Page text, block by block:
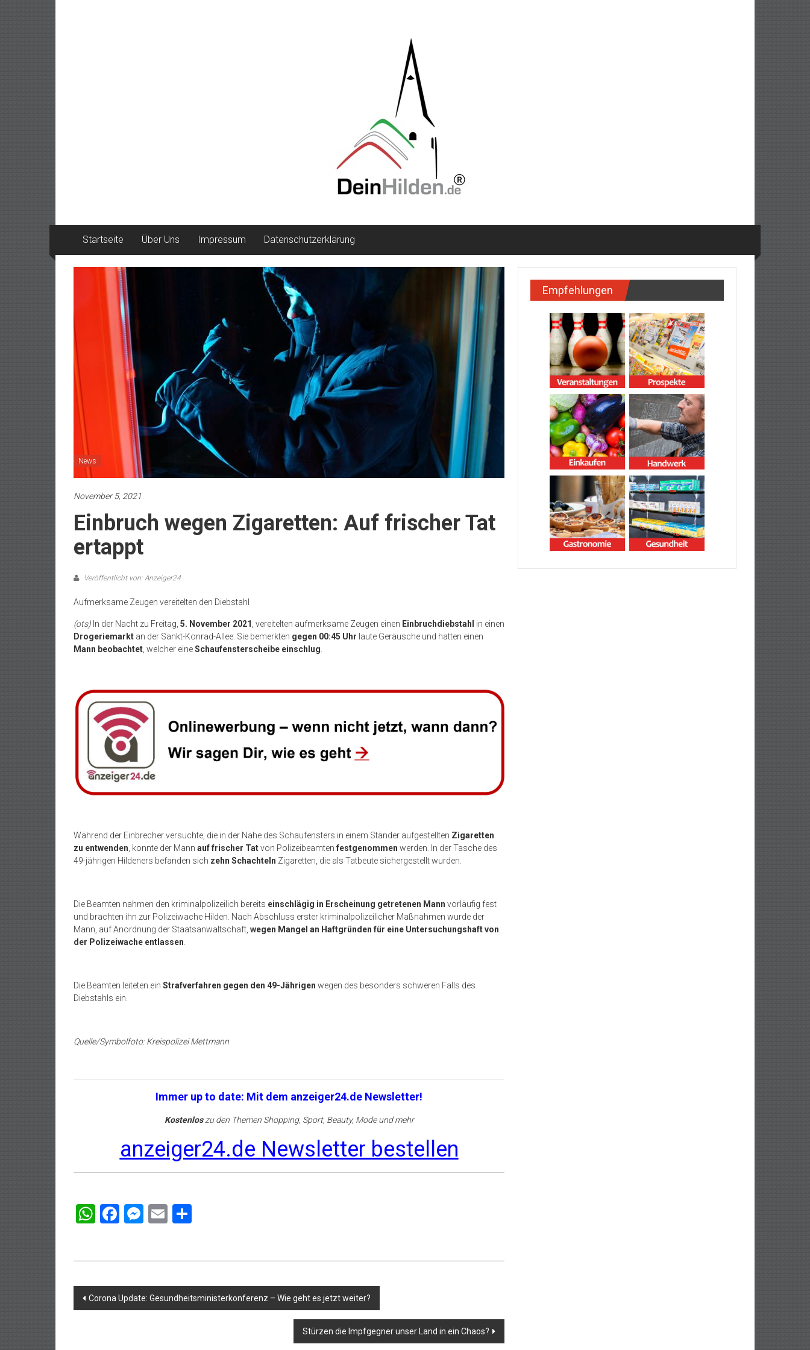
Startseite Über Uns Impressum Datenschutzerklärung
News
November 5, 2021
Einbruch wegen Zigaretten: Auf frischer Tat
ertappt
Veröffentlicht von: Anzeiger24
Aufmerksame Zeugen vereitelten den Diebstahl
(ots) In der Nacht zu Freitag, 5. November 2021 , vereitelten aufmerksame Zeugen einen Einbruchdiebstahl in einen
Drogeriemarkt an der Sankt-Konrad-Allee. Sie bemerkten gegen 00:45 Uhr laute Geräusche und hatten einen
Mann beobachtet , welcher eineSchaufensterscheibe einschlug
Während der Einbrecher versuchte, die in der Nähe des Schaufensters in einem Ständer aufgestellten Zigaretten
zu entwenden , konnte der Mann auf frischer Tatvon Polizeibeamten festgenommen werden. In der Tasche des
49-jährigen Hildeners befanden sich zehn Schachteln Zigaretten, die als Tatbeute sichergestellt wurden.
Die Beamten nahmen den kriminalpolizeilich bereits einschlägig in Erscheinung getretenen Mann vorläufig fest
und brachten ihn zur Polizeiwache Hilden. Nach Abschluss erster kriminalpolizeilicher Maßnahmen wurde der
Mann, auf Anordnung der Staatsanwaltschaft, wegen Mangel an Haftgründen für eine Untersuchungshaft von
der Polizeiwache entlassen
Die Beamten leiteten ein Strafverfahren gegen den 49-Jährigen wegen des besonders schweren Falls des
Diebstahls ein.
Quelle/Symbolfoto: Kreispolizei Mettmann
Immer up to date: Mit dem anzeiger24.de Newsletter!
Kostenloszu den Themen Shopping, Sport, Beauty, Mode und mehr
anzeiger24.de Newsletter bestellen
WhatsApp
Facebook
Messenger
Email
Beitragsnavigation
Corona Update: Gesundheitsministerkonferenz – Wie geht es jetzt weiter?
Stürzen die Impfgegner unser Land in ein Chaos?
Empfehlungen